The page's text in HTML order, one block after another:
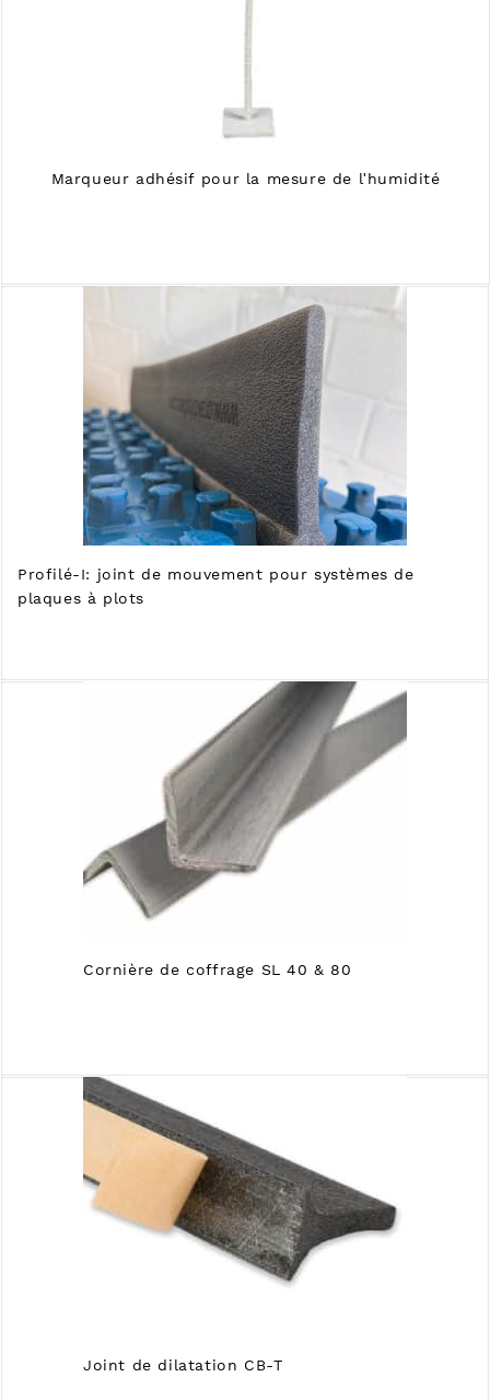
Marqueur adhésif pour la mesure de lʹhumidité
Profilé-I: joint de mouvement pour systèmes de
plaques à plots
Cornière de coffrage SL 40 & 80
Joint de dilatation CB-T